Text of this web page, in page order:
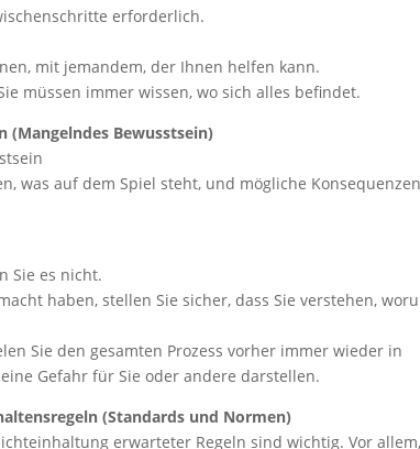
erforderlich.
mit jemandem, der Ihnen helfen kann.
müssen immer wissen, wo sich alles befindet.
(Mangelndes Bewusstsein)
was auf dem Spiel steht, und mögliche
Sie es nicht.
haben, stellen Sie sicher, dass Sie verstehen,
Sie den gesamten Prozess vorher immer wieder in
Gefahr für Sie oder andere darstellen.
(Standards und Normen)
erwarteter Regeln sind wichtig. Vor